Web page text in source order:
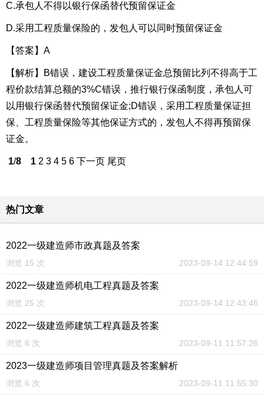
C.承包人不得以银行保函替代预留保证金
D.采用工程质量保险的，发包人可以同时预留保证金
【答案】A
【解析】B错误，建设工程质量保证金总预留比列不得高于工
程价款结算总额的3%C错误，推行银行保函制度，承包人可
以用银行保函替代预留保证金;D错误，采用工程质量保证担
保、工程质量保险等其他保证方式的，发包人不得再预留保
证金。
1/8 1 2 3 4 5 6 下一页 尾页
热门文章
2022一级建造师市政真题及答案
浏览 15 次 2023-09-14 12:44:59
2022一级建造师机电工程真题及答案
浏览 25 次 2023-09-14 12:43:46
2022一级建造师建筑工程真题及答案
浏览 6 次 2023-09-11 11:57:26
2023一级建造师项目管理真题及答案解析
浏览 6 次 2023-09-11 11:55:30